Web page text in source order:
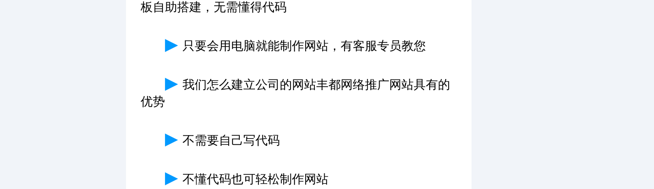
板自助搭建，无需懂得代码
▶ 只要会用电脑就能制作网站，有客服专员教您
▶ 我们怎么建立公司的网站丰都网络推广网站具有的
优势
▶ 不需要自己写代码
▶ 不懂代码也可轻松制作网站